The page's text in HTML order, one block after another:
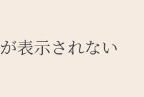
表示されない